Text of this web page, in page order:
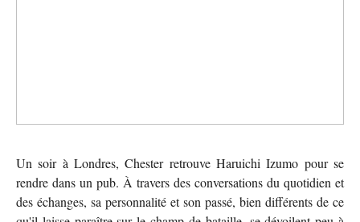
Un soir à Londres, Chester retrouve Haruichi Izumo pour se
rendre dans un pub. À travers des conversations du quotidien et
des échanges, sa personnalité et son passé, bien différents de ce